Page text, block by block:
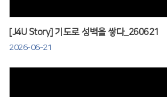
[J4U Story] 기도로 성벽을 쌓다_260621
2026-06-21